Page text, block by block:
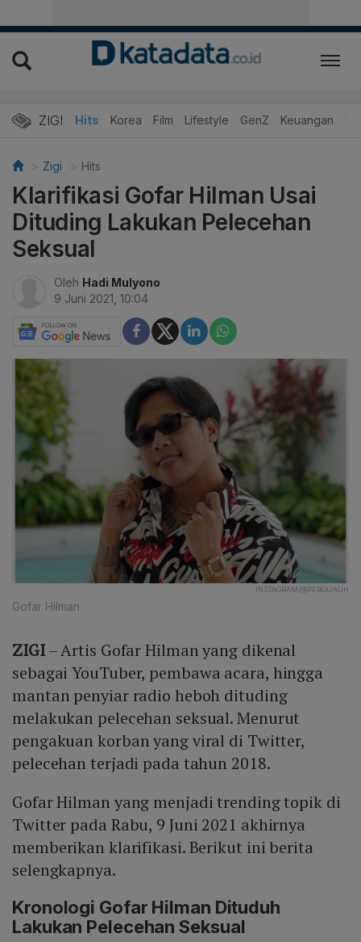
ZIGI Hits Korea Film Lifestyle GenZ Keuangan
Zigi Hits
Klarifikasi Gofar Hilman Usai
Dituding Lakukan Pelecehan
Seksual
Oleh Hadi Mulyono
9 Juni 2021, 10:04
INSTAGRAM/@PERGIJAUH
Gofar Hilman
ZIGI– Artis Gofar Hilman yang dikenal
sebagai YouTuber, pembawa acara, hingga
mantan penyiar radio heboh dituding
melakukan pelecehan seksual. Menurut
pengakuan korban yang viral di Twitter,
pelecehan terjadi pada tahun 2018.
Gofar Hilman yang menjadi trending topik di
Twitter pada Rabu, 9 Juni 2021 akhirnya
memberikan klarifikasi. Berikut ini berita
selengkapnya.
Kronologi Gofar Hilman Dituduh
Lakukan Pelecehan Seksual